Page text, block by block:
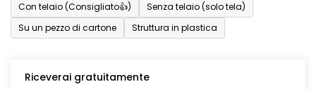
Con telaio (Consigliato👍)
Senza telaio (solo tela)
Su un pezzo di cartone
Struttura in plastica
Riceverai gratuitamente